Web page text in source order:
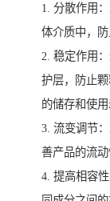
1. 分散作用
体介质中，
2. 稳定作用
护层，防止
的储存和使用
3. 流变调节
善产品的流
4. 提高相容